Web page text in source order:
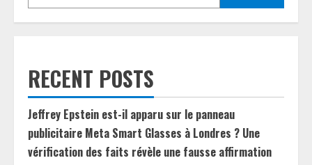
RECENT POSTS
Jeffrey Epstein est-il apparu sur le panneau
publicitaire Meta Smart Glasses à Londres ? Une
vérification des faits révèle une fausse affirmation